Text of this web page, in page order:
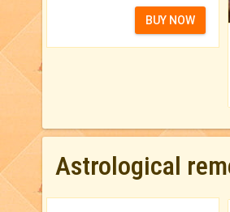
BUY NOW
Astrological